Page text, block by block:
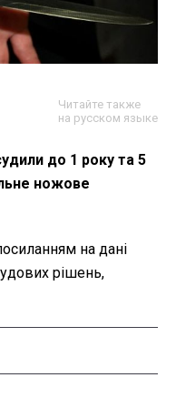
Читайте также
на русском языке
до 1 року та 5
ножове
на дані
рішень,